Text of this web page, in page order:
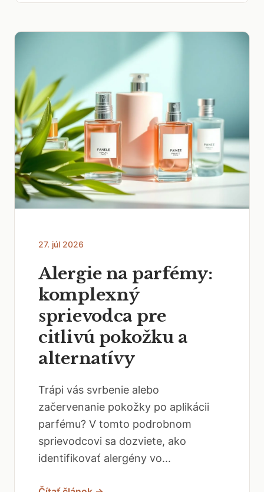
27. júl 2026
Alergie na parfémy:
komplexný
sprievodca pre
citlivú pokožku a
alternatívy
Trápi vás svrbenie alebo
začervenanie pokožky po aplikácii
parfému? V tomto podrobnom
sprievodcovi sa dozviete, ako
identifikovať alergény vo...